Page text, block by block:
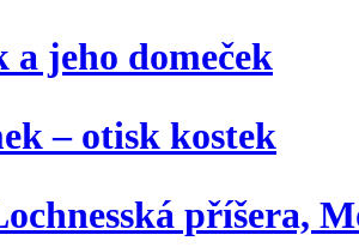
a jeho domeček
– otisk kostek
příšera,